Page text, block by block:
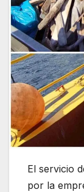
El servicio
por la